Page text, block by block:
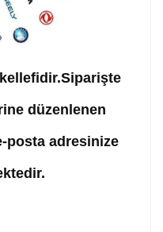
düzenlenen
posta adresinize